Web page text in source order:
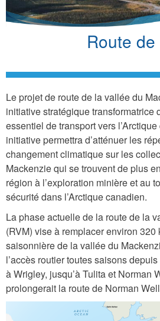
Route
Le projet de route de la vallée du
initiative stratégique transformatrice
essentiel de transport vers
initiative permettra d’atténuer les
changement climatique sur les
Mackenzie qui se trouvent de plus
région à l’exploration minière et au
sécurité dans l’Arctique canadien.
La phase actuelle de la route de la
(RVM) vise à remplacer environ 320
saisonnière de la vallée du
l’accès routier toutes saisons
à Wrigley, jusqu’à Tulita et Norman
prolongerait la route de Norman